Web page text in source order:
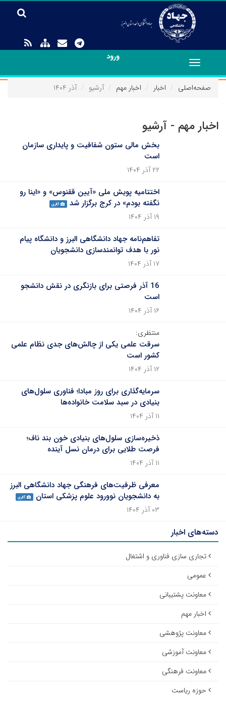
ورود
Toggle
navigation
صفحه‌اصلی
اخبار اخبار مهم آرشیو آذر ۱۴۰۴
اخبار مهم - آرشیو
بخش مالی ستون شفافیت و پایداری سازمان
است
۲۲ آذر ۱۴۰۴
اختتامیه پویش ملی‌ «آیین ققنوس» و «اینا رو
نگفته بودم» در کرج برگزار شد
گالری
۱۹ آذر ۱۴۰۴
تفاهم‌نامه جهاد دانشگاهی البرز و دانشگاه پیام
نور با هدف توانمندسازی دانشجویان
۱۷ آذر ۱۴۰۴
16 آذر فرصتی برای بازنگری در نقش دانشجو
است
۱۶ آذر ۱۴۰۴
منتظری:
سرقت علمی یکی از چالش‌های جدی نظام علمی
کشور است
۱۲ آذر ۱۴۰۴
سرمایه‌گذاری برای روز مبادا؛ فناوری سلول‌های
بنیادی در سبد سلامت خانواده‌ها
۱۱ آذر ۱۴۰۴
ذخیره‌سازی سلول‌های بنیادی خون بند ناف؛
فرصت طلایی برای درمان نسل آینده
۱۱ آذر ۱۴۰۴
معرفی ظرفیت‌های فرهنگی جهاد دانشگاهی البرز
به دانشجویان نوورود علوم پزشکی استان
گالری
۰۳ آذر ۱۴۰۴
دسته‌های اخبار
تجاری سازی فناوری و اشتغال
عمومی
معاونت پشتیبانی
اخبار مهم
معاونت پژوهشی
معاونت آموزشی
معاونت فرهنگی
حوزه ریاست